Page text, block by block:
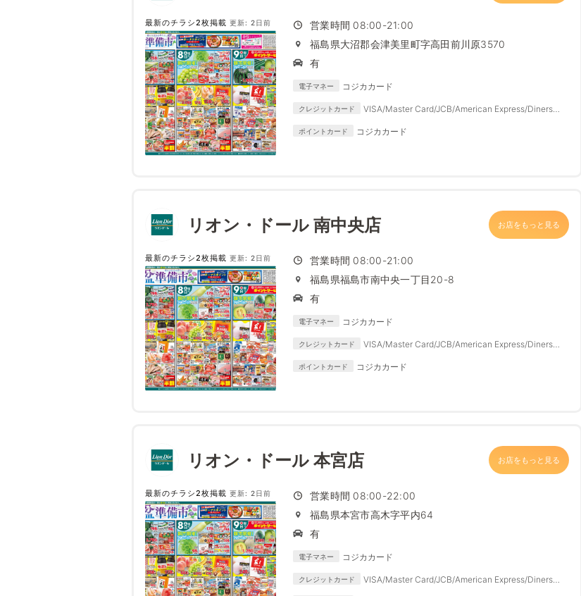
最新のチラシ2枚掲載 更新: 2日前
営業時間 08:00-21:00
福島県大沼郡会津美里町字高田前川原3570
有
電子マネー コジカカード
クレジットカード
VISA/Master Card/JCB/American Express/Diners
ポイントカード コジカカード
リオン・ドール 南中央店 お店をもっと見る
最新のチラシ2枚掲載 更新: 2日前
営業時間 08:00-21:00
福島県福島市南中央一丁目20-8
有
電子マネー コジカカード
クレジットカード
VISA/Master Card/JCB/American Express/Diners
ポイントカード コジカカード
リオン・ドール 本宮店 お店をもっと見る
最新のチラシ2枚掲載 更新: 2日前
営業時間 08:00-22:00
福島県本宮市高木字平内64
有
電子マネー コジカカード
クレジットカード
VISA/Master Card/JCB/American Express/Diners